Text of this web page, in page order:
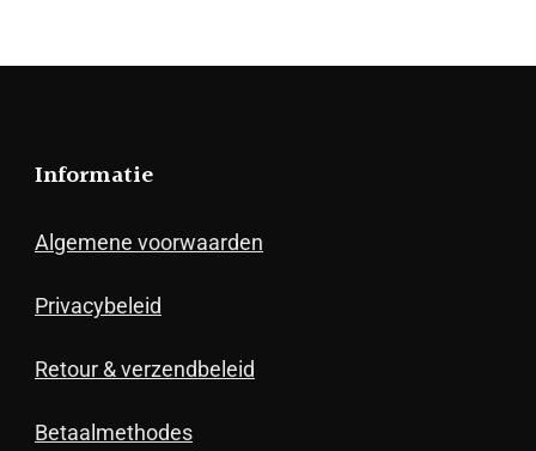
Informatie
Algemene voorwaarden
Privacybeleid
Retour & verzendbeleid
Betaalmethodes